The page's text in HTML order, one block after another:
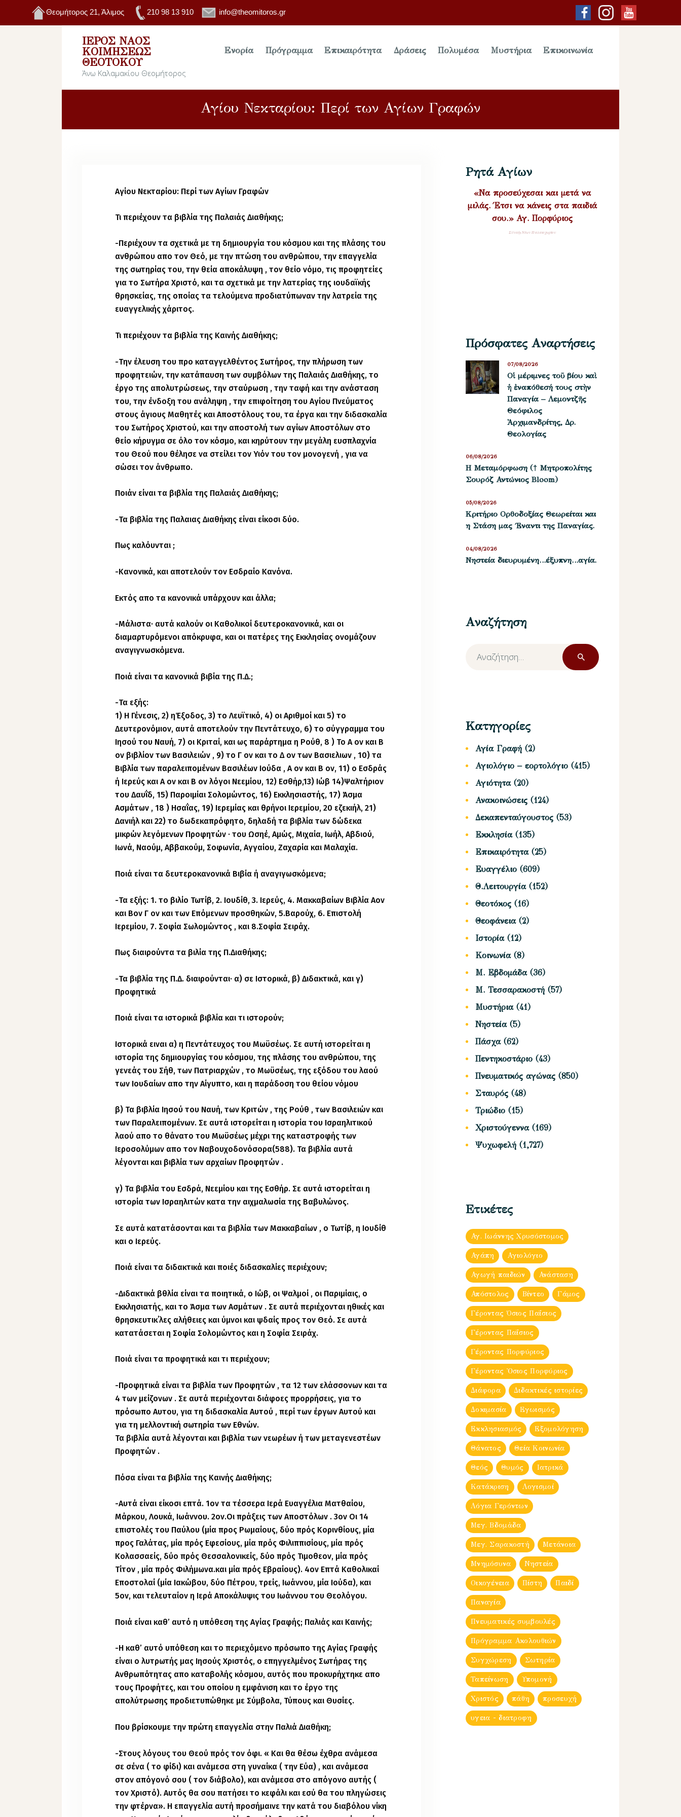
Θεομήτορος 21, Άλιμος 210 98 13 910 info@theomitoros.gr
ΙΕΡΌΣ ΝΑΌΣ
ΚΟΙΜΉΣΕΩΣ
ΘΕΟΤΌΚΟΥ
Άνω Καλαμακίου Θεομήτορος
Ενορία Πρόγραμμα Επικαιρότητα Δράσεις Πολυμέσα Μυστήρια Επικοινωνία
Αγίου Νεκταρίου: Περί των Αγίων Γραφών
Αγίου Νεκταρίου: Περί των Αγίων Γραφών
Τι περιέχουν τα βιβλία της Παλαιάς Διαθήκης;
-Περιέχουν τα σχετικά με τη δημιουργία του κόσμου και της πλάσης του
ανθρώπου απο τον Θεό, με την πτώση του ανθρώπου, την επαγγελία
της σωτηρίας του, την θεία αποκάλυψη , τον θείο νόμο, τις προφητείες
για το Σωτήρα Χριστό, και τα σχετικά με την λατερίας της ιουδαϊκής
θρησκείας, της οποίας τα τελούμενα προδιατύπωναν την λατρεία της
ευαγγελικής χάριτος.
Τι περιέχουν τα βιβλία της Καινής Διαθήκης;
-Την έλευση του προ καταγγελθέντος Σωτήρος, την πλήρωση των
προφητειών, την κατάπαυση των συμβόλων της Παλαιάς Διαθήκης, το
έργο της απολυτρώσεως, την σταύρωση , την ταφή και την ανάσταση
του, την ένδοξη του ανάληψη , την επιφοίτηση του Αγίου Πνεύματος
στους άγιους Μαθητές και Αποστόλους του, τα έργα και την διδασκαλία
του Σωτήρος Χριστού, και την αποστολή των αγίων Αποστόλων στο
θείο κήρυγμα σε όλο τον κόσμο, και κηρύτουν την μεγάλη ευσπλαχνία
του Θεού που θέλησε να στείλει τον Υιόν του τον μονογενή , για να
σώσει τον άνθρωπο.
Ποιάν είναι τα βιβλία της Παλαιάς Διαθήκης;
-Τα βιβλία της Παλαιας Διαθήκης είναι είκοσι δύο.
Πως καλόυνται ;
-Κανονικά, και αποτελούν τον Εσδραίο Κανόνα.
Εκτός απο τα κανονικά υπάρχουν και άλλα;
-Μάλιστα· αυτά καλούν οι Καθολικοί δευτεροκανονικά, και οι
διαμαρτυρόμενοι απόκρυφα, και οι πατέρες της Εκκλησίας ονομάζουν
αναγιγνωσκόμενα.
Ποιά είναι τα κανονικά βιβία της Π.Δ.;
-Τα εξής:
1) Η Γένεσις, 2) ηΈξοδος, 3) το Λευϊτικό, 4) οι Αριθμοί και 5) το
Δευτερονόμιον, αυτά αποτελούν την Πεντάτευχο, 6) το σύγγραμμα του
Ιησού του Ναυή, 7) οι Κριταί, και ως παράρτημα η Ρούθ, 8 ) Το Α ον και Β
ον βιβλίον των Βασιλειών , 9) το Γ ον και το Δ ον των Βασιελιων , 10) τα
Βιβλία των παραλειπομένων Βασιλέων Ιούδα , Α ον και Β ον, 11) ο Εσδράς
ή Ιερεύς και Α ον και Β ον λόγοι Νεεμίου, 12) Εσθήρ,13) Ιώβ 14)Ψαλτήριον
του Δαυΐδ, 15) Παροιμίαι Σολομώντος, 16) Εκκλησιαστής, 17) Άσμα
Ασμάτων , 18 ) Ησαΐας, 19) Ιερεμίας και θρήνοι Ιερεμίου, 20 εζεκιήλ, 21)
Δανιήλ και 22) το δωδεκαπρόφητο, δηλαδή τα βιβλία των δώδεκα
μικρών λεγόμενων Προφητών · του Ωσηέ, Αμώς, Μιχαία, Ιωήλ, Αβδιού,
Ιωνά, Ναούμ, Αββακούμ, Σοφωνία, Αγγαίου, Ζαχαρία και Μαλαχία.
Ποιά είναι τα δευτεροκανονικά Βιβία ή αναγιγωσκόμενα;
-Τα εξής: 1. το βιλίο Τωτίβ, 2. Ιουδίθ, 3. Ιερεύς, 4. Μακκαβαίων Βιβλία Αον
και Βον Γ ον και των Επόμενων προσθηκών, 5.Βαρούχ, 6. Επιστολή
Ιερεμίου, 7. Σοφία Σωλομώντος , και 8.Σοφία Σειράχ.
Πως διαιρούντα τα βιλία της Π.Διαθήκης;
-Τα βιβλία της Π.Δ. διαιρούνται· α) σε Ιστορικά, β) Διδακτικά, και γ)
Προφητικά
Ποιά είναι τα ιστορικά βιβλία και τι ιστορούν;
Ιστορικά ειναι α) η Πεντάτευχος του Μωϋσέως. Σε αυτή ιστορείται η
ιστορία της δημιουργίας του κόσμου, της πλάσης του ανθρώπου, της
γενεάς του Σήθ, των Πατριαρχών , το Μωϋσέως, της εξόδου του λαού
των Ιουδαίων απο την Αίγυπτο, και η παράδοση του θείου νόμου
β) Τα βιβλία Ιησού του Ναυή, των Κριτών , της Ρούθ , των Βασιλειών και
των Παραλειπομένων. Σε αυτά ιστορείται η ιστορία του Ισραηλιτικού
λαού απο το θάνατο του Μωϋσέως μέχρι της καταστροφής των
Ιεροσολύμων απο τον Ναβουχοδονόσορα(588). Τα βιβλία αυτά
λέγονται και βιβλία των αρχαίων Προφητών .
γ) Τα βιβλία του Εσδρά, Νεεμίου και της Εσθήρ. Σε αυτά ιστορείται η
ιστορία των Ισραηλιτών κατα την αιχμαλωσία της Βαβυλώνος.
Σε αυτά κατατάσονται και τα βιβλία των Μακκαβαίων , ο Τωτίβ, η Ιουδίθ
και ο Ιερεύς.
Ποιά είναι τα διδακτικά και ποιές διδασκαλίες περιέχουν;
-Διδακτικά βθλία είναι τα ποιητικά, ο Ιώβ, οι Ψαλμοί , οι Παριμίαις, ο
Εκκλησιατής, και το Άσμα των Ασμάτων . Σε αυτά περιέχονται ηθικές και
θρησκευτικ΄λες αλήθειες και ύμνοι και ψδαίς προς τον Θεό. Σε αυτά
κατατάσεται η Σοφία Σολομώντος και η Σοφία Σειράχ.
Ποιά είναι τα προφητικά και τι περιέχουν;
-Προφητικά είναι τα βιβλία των Προφητών , τα 12 των ελάσσονων και τα
4 των μείζονων . Σε αυτά περιέχονται διάφοες προρρήσεις, για το
πρόσωπο Αυτου, για τη διδασκαλία Αυτού , περί των έργων Αυτού και
για τη μελλοντική σωτηρία των Εθνών.
Τα βιβλία αυτά λέγονται και βιβλία των νεωρέων ή των μεταγενεστέων
Προφητών .
Πόσα είναι τα βιβλία της Καινής Διαθήκης;
-Αυτά είναι είκοσι επτά. 1ον τα τέσσερα Ιερά Ευαγγέλια Ματθαίου,
Μάρκου, Λουκά, Ιωάννου. 2ον.Οι πράξεις των Αποστόλων . 3ον Οι 14
επιστολές του Παύλου (μία προς Ρωμαίους, δύο πρός Κορινθίους, μία
προς Γαλάτας, μία πρός Εφεσίους, μία πρός Φιλιππισίους, μία πρός
Κολασσαείς, δύο πρός Θεσσαλονικείς, δύο πρός Τιμοθεον, μία πρός
Τίτον , μία πρός Φιλήμωνα.και μία πρός Εβραίους). 4ον Επτά Καθολικαί
Εποστολαί (μία Ιακώβου, δύο Πέτρου, τρείς, Ιωάννου, μία Ιούδα), και
5ον, και τελευταίον η Ιερά Αποκάλυψις του Ιωάννου του Θεολόγου.
Ποιά είναι καθ’ αυτό η υπόθεση της Αγίας Γραφής; Παλιάς και Καινής;
-Η καθ’ αυτό υπόθεση και το περιεχόμενο πρόσωπο της Αγίας Γραφής
είναι ο λυτρωτής μας Ιησούς Χριστός, ο επηγγελμένος Σωτήρας της
Ανθρωπότητας απο καταβολής κόσμου, αυτός που προκυρήχτηκε απο
τους Προφήτες, και του οποίου η εμφάνιση και το έργο της
απολύτρωσης προδιετυπώθηκε με Σύμβολα, Τύπους και Θυσίες.
Που βρίσκουμε την πρώτη επαγγελία στην Παλιά Διαθήκη;
-Στους λόγους του Θεού πρός τον όφι. « Και θα θέσω έχθρα ανάμεσα
σε σένα ( το φίδι) και ανάμεσα στη γυναίκα ( την Εύα) , και ανάμεσα
στον απόγονό σου ( τον διάβολο), και ανάμεσα στο απόγονο αυτής (
τον Χριστό). Αυτός θα σου πατήσει το κεφάλι και εσύ θα του πληγώσεις
την φτέρνα». Η επαγγελία αυτή προσήμαινε την κατά του διαβόλου νίκη
Ρητά Αγίων
«Να προσεύχεσαι και μετά να
μιλάς. Έτσι να κάνεις στα παιδιά
σου.» Αγ. Πορφύριος
Σύναξη Νέων Παλαιοχωρίου
Πρόσφατες Αναρτήσεις
Οἱ μέριμνες τοῦ βίου καὶ
ἡ ἐναπόθεσή τους στὴν
Παναγία – Λεμοντζῆς
Θεόφιλος
Ἀρχιμανδρίτης, Δρ.
Θεολογίας
07/08/2026
Η Μεταμόρφωση († Μητροπολίτης
Σουρόζ Αντώνιος Bloom)
06/08/2026
Kριτήριο Oρθοδοξίας Θεωρείται και
η Στάση μας ΄Εναντι της Παναγίας.
05/08/2026
Νηστεία διευρυμένη…έξυπνη…αγία.
04/08/2026
Αναζήτηση
Αναζήτηση
για:
Κατηγορίες
Αγία Γραφή (2)
Αγιολόγιο – εορτολόγιο (415)
Αγιότητα(20)
Ανακοινώσεις (124)
Δεκαπενταύγουστος (53)
Εκκλησία(135)
Επικαιρότητα(25)
Ευαγγέλιο (609)
Θ.Λειτουργία(152)
Θεοτόκος (16)
Θεοφάνεια(2)
Ιστορία(12)
Κοινωνία(8)
Μ. Εβδομάδα(36)
Μ. Τεσσαρακοστή (57)
Μυστήρια(41)
Νηστεία(5)
Πάσχα(62)
Πεντηκοστάριο (43)
Πνευματικός αγώνας (850)
Σταυρός (48)
Τριώδιο (15)
Χριστούγεννα(169)
Ψυχωφελή (1,727)
Ετικέτες
Αγ. Ιωάννης Χρυσόστομος
Αγάπη Αγιολόγιο
Αγωγή παιδιών Ανάσταση
Απόστολος Βίντεο Γάμος
Γέροντας Όσιος Παΐσιος
Γέροντας Παΐσιος
Γέροντας Πορφύριος
Γέροντας Ὀσιος Πορφύριος
Διάφορα Διδακτικές ιστορίες
Δοκιμασία Εγωισμός
Εκκλησιασμός Εξομολόγηση
Θάνατος Θεία Κοινωνία
Θεός Θυμός Ιατρικά
Κατάκριση Λογισμοί
Λόγια Γερόντων
Μεγ. Βδομἀδα
Μεγ. Σαρακοστή Μετάνοια
Μνημόσυνα Νηστεία
Οικογένεια Πίστη Παιδί
Παναγία
Πνευματικές συμβουλές
Πρόγραμμα Ακολουθιών
Συγχώρεση Σωτηρία
Ταπείνωση Υπομονή
Χριστός πάθη προσευχή
υγεια - διατροφη